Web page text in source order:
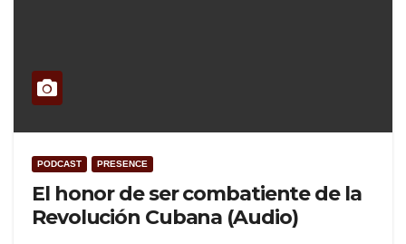
PODCAST PRESENCE
El honor de ser combatiente de la
Revolución Cubana (Audio)